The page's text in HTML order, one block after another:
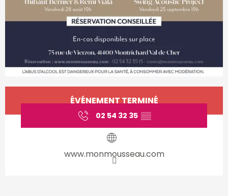
Ouverture et coordonnées
ÉVÉNEMENT TERMINÉ
02 54 32 35 ▒▒
www.monmousseau.com